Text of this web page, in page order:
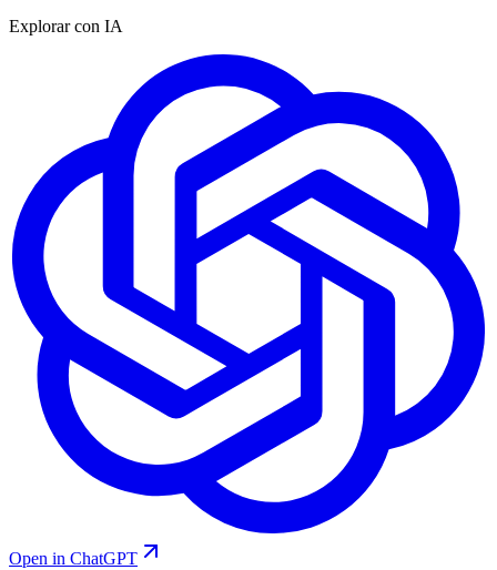
Explorar con IA
Open in ChatGPT